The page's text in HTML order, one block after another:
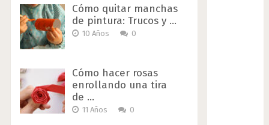
Cómo quitar manchas
de pintura: Trucos y …
10 Años 0
Cómo hacer rosas
enrollando una tira
de …
11 Años 0